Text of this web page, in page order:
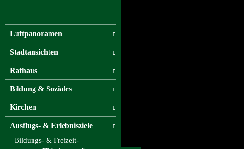
Luftpanoramen
Stadtansichten
Rathaus
Bildung & Soziales
Kirchen
Ausflugs- & Erlebnisziele
Bildungs- & Freizeit-